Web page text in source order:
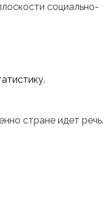
социально-
стране идет речь.